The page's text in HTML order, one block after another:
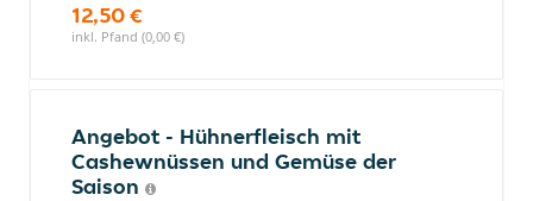
12,50 €
inkl. Pfand (0,00 €)
Angebot - Hühnerfleisch mit
Cashewnüssen und Gemüse der
Saison